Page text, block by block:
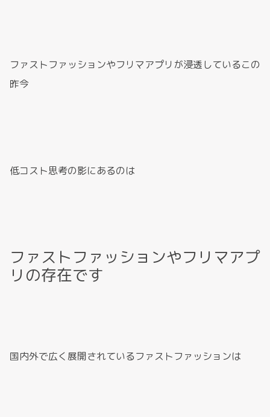
ファストファッションやフリマアプリが浸透しているこの
昨今
低コスト思考の影にあるのは
ファストファッションやフリマアプ
リの存在です
国内外で広く展開されているファストファッションは